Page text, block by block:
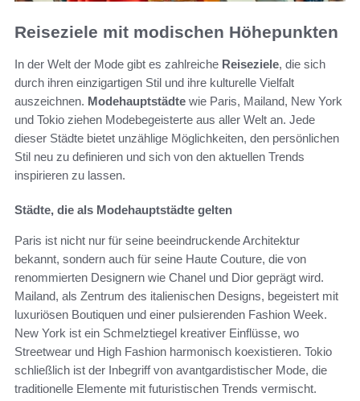
Reiseziele mit modischen Höhepunkten
In der Welt der Mode gibt es zahlreiche Reiseziele, die sich
durch ihren einzigartigen Stil und ihre kulturelle Vielfalt
auszeichnen. Modehauptstädte wie Paris, Mailand, New York
und Tokio ziehen Modebegeisterte aus aller Welt an. Jede
dieser Städte bietet unzählige Möglichkeiten, den persönlichen
Stil neu zu definieren und sich von den aktuellen Trends
inspirieren zu lassen.
Städte, die als Modehauptstädte gelten
Paris ist nicht nur für seine beeindruckende Architektur
bekannt, sondern auch für seine Haute Couture, die von
renommierten Designern wie Chanel und Dior geprägt wird.
Mailand, als Zentrum des italienischen Designs, begeistert mit
luxuriösen Boutiquen und einer pulsierenden Fashion Week.
New York ist ein Schmelztiegel kreativer Einflüsse, wo
Streetwear und High Fashion harmonisch koexistieren. Tokio
schließlich ist der Inbegriff von avantgardistischer Mode, die
traditionelle Elemente mit futuristischen Trends vermischt.